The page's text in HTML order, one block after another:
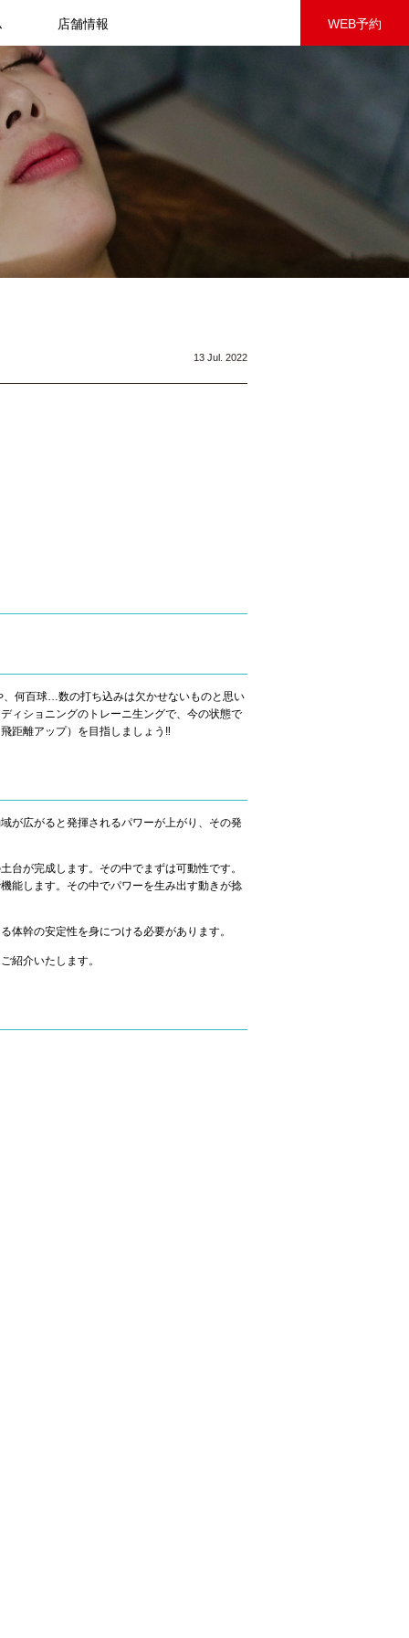
店舗情報 WEB予約
13 Jul. 2022
何百球…数の打ち込みは欠かせないものと思い
ィショニングのトレーニ生ングで、今の状態で
距離アップ）を目指しましょう‼
が広がると発揮されるパワーが上がり、その発
台が完成します。その中でまずは可動性です。
能します。その中でパワーを生み出す動きが捻
幹の安定性を身につける必要があります。
紹介いたします。